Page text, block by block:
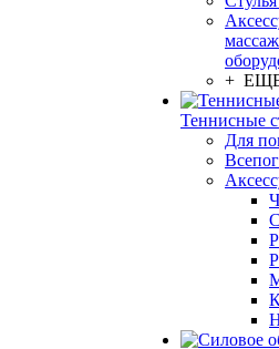
+
Теннисные
Для